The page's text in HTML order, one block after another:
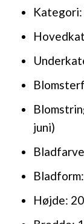
juni)
Højde: